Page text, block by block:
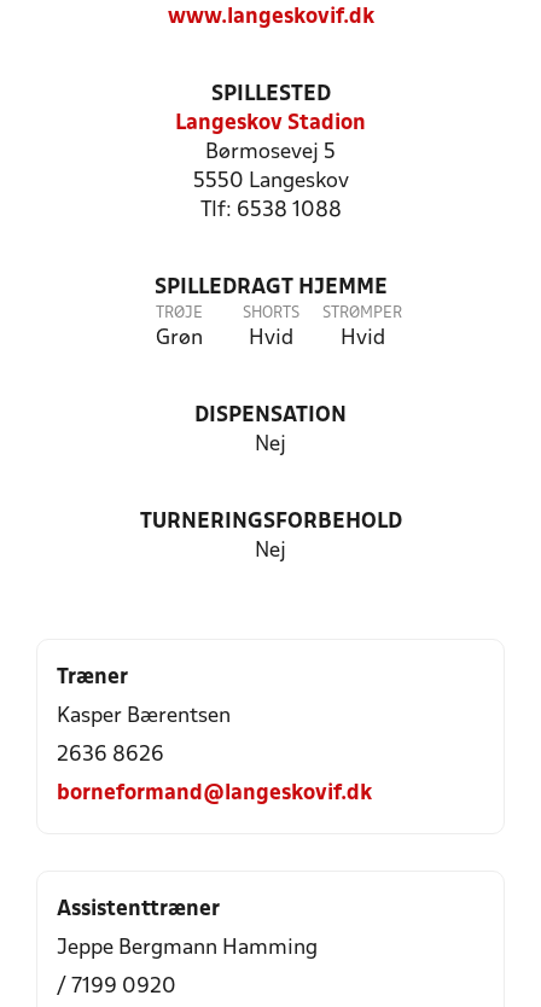
www.langeskovif.dk
SPILLESTED
Langeskov Stadion
Børmosevej 5
5550 Langeskov
Tlf: 6538 1088
SPILLEDRAGT HJEMME
TRØJE
Grøn
SHORTS
Hvid
STRØMPER
Hvid
DISPENSATION
Nej
TURNERINGSFORBEHOLD
Nej
Træner
Kasper Bærentsen
2636 8626
borneformand@langeskovif.dk
Assistenttræner
Jeppe Bergmann Hamming
/ 7199 0920